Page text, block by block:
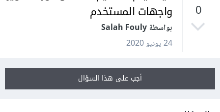
0
واجهات المستخدم
بواسطة Salah Fouly
24 يونيو 2020
أجب على هذا السؤال